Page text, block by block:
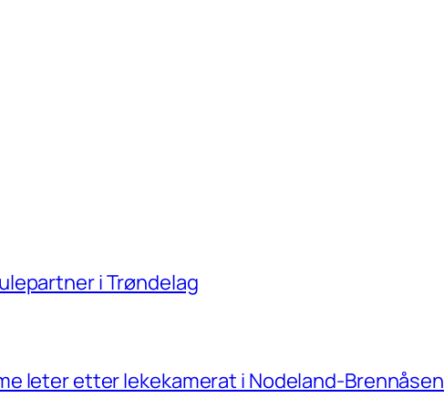
i Trøndelag
leter etter lekekamerat i Nodeland-Brennåsen